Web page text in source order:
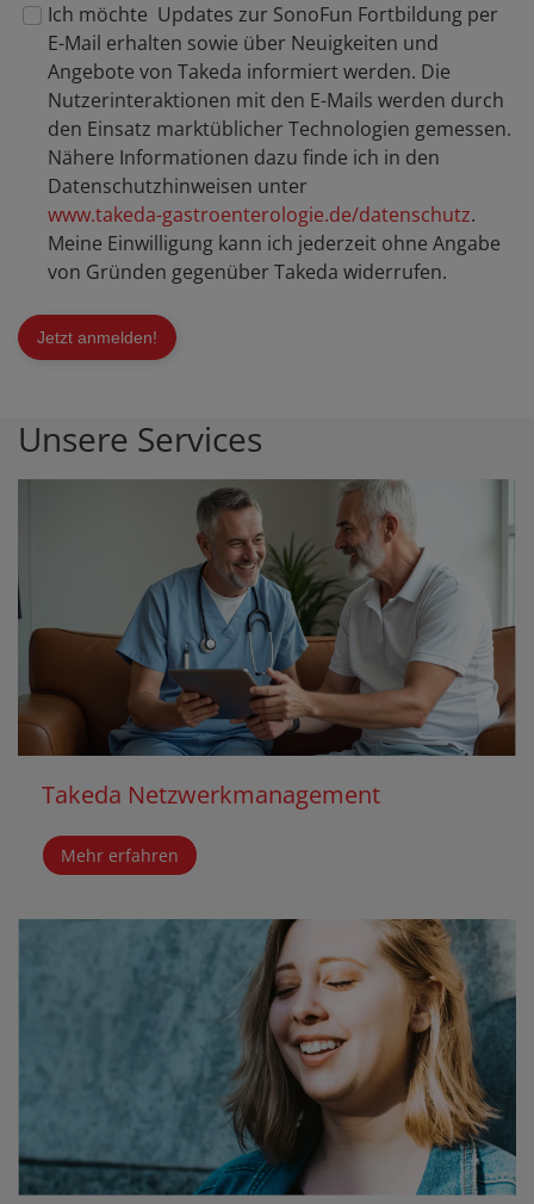
ConfirmIch möchte Updates zur SonoFun Fortbildung per
E-Mail erhalten sowie über Neuigkeiten und
Angebote von Takeda informiert werden. Die
Nutzerinteraktionen mit den E-Mails werden durch
den Einsatz marktüblicher Technologien gemessen.
Nähere Informationen dazu finde ich in den
Datenschutzhinweisen unter
www.takeda-gastroenterologie.de/datenschutz.
Meine Einwilligung kann ich jederzeit ohne Angabe
von Gründen gegenüber Takeda widerrufen.
Unsere Services
Takeda Netzwerkmanagement
Mehr erfahren